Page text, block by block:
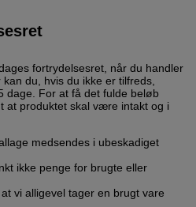
fortrydelsesret, når du handler
du, hvis du ikke er tilfreds,
dage. For at få det fulde beløb
at produktet skal være intakt og i
medsendes i ubeskadiget
ikke penge for brugte eller
vi alligevel tager en brugt vare